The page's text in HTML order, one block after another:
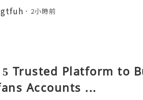
GUARANTEED ✨🔥⚡️🌐
Telegram Username: @get
2小時前
Trusted Platform to
Accounts ...